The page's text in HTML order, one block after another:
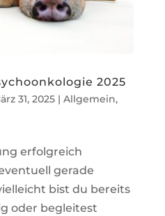
2025
31, 2025| Allgemein,
erfolgreich
gerade
bist du bereits
oder begleitest